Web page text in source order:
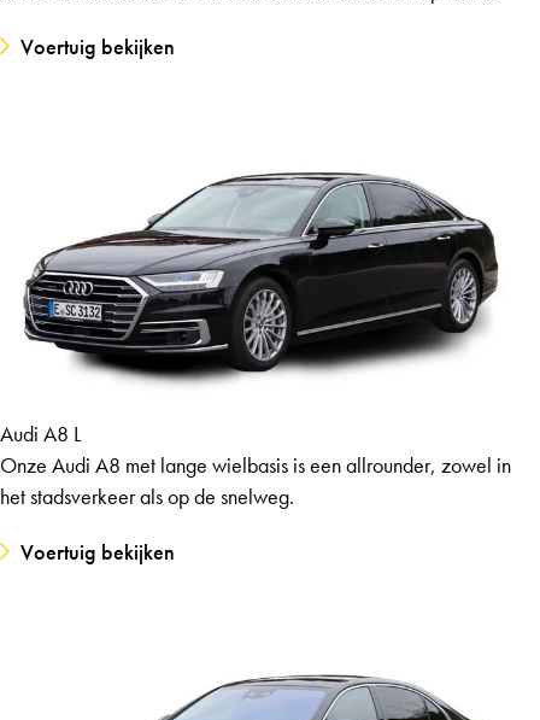
Voertuig bekijken
Audi A8 L
Onze Audi A8 met lange wielbasis is een allrounder, zowel in
het stadsverkeer als op de snelweg.
Voertuig bekijken